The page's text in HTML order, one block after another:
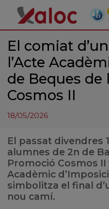
El comiat
l’Acte
de Beques de
Cosmos II
18/05/2026
El passat divendres
alumnes de 2n de
Promoció Cosmos II
Acadèmic
simbolitza el final
nou camí.